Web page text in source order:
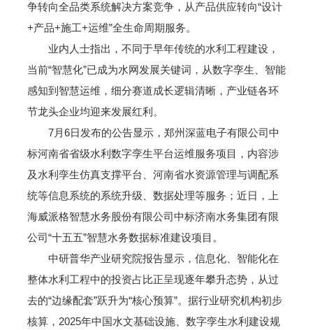
争转向全品类系统解决方案竞争，从产品供应转向“设计
+产品+施工+运维”全生命周期服务。
业内人士指出，不同于早年传统的水利工程建设，
当前“智慧化”已成为水网发展关键词，从数字孪生、智能
感知到智慧运维，细分赛道成长逻辑清晰，产业链各环
节龙头企业均迎来发展红利。
7月6日发布的公告显示，郑州深蓝电子有限公司中
标河南省省级水利数字孪生平台运维服务项目，内容涉
及水利孪生仿真支撑平台、河南省水资源管理与调配系
统等信息系统的系统升级、数据处理等服务；近日，上
海威派格智慧水务股份有限公司中标济南水务集团有限
公司“十五五”智慧水务数据标准建设项目。
中研普华产业研究院报告显示，信息化、智能化在
整体水利工程中的投资占比正呈现逐年攀升态势，从过
去的“边缘配套”跃升为“核心预算”。据行业研究机构初步
核算，2025年中国水文基础设施、数字孪生水利建设规